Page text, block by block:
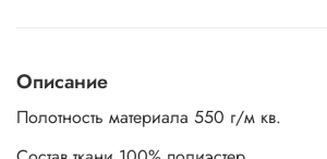
Описание
Полотность материала 550 г/м кв.